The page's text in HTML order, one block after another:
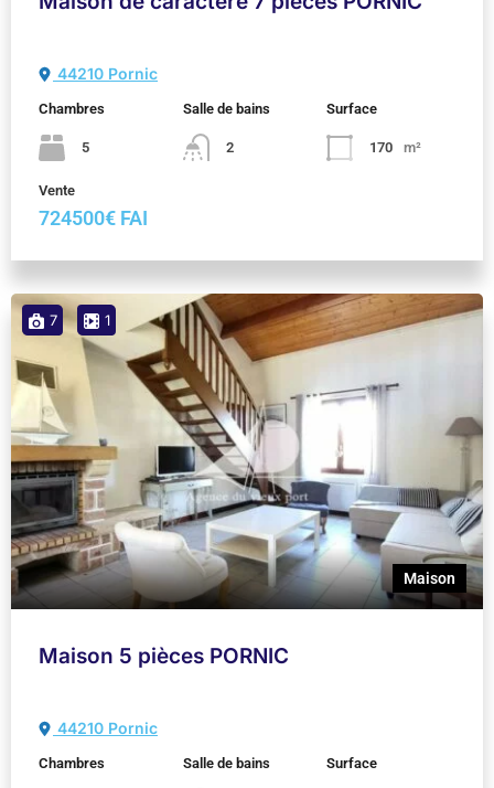
44210 Pornic
Chambres
5
Salle de bains
2
Surface
170 m²
Vente
724500€ FAI
7 1
Maison
Maison 5 pièces PORNIC
44210 Pornic
Chambres Salle de bains Surface